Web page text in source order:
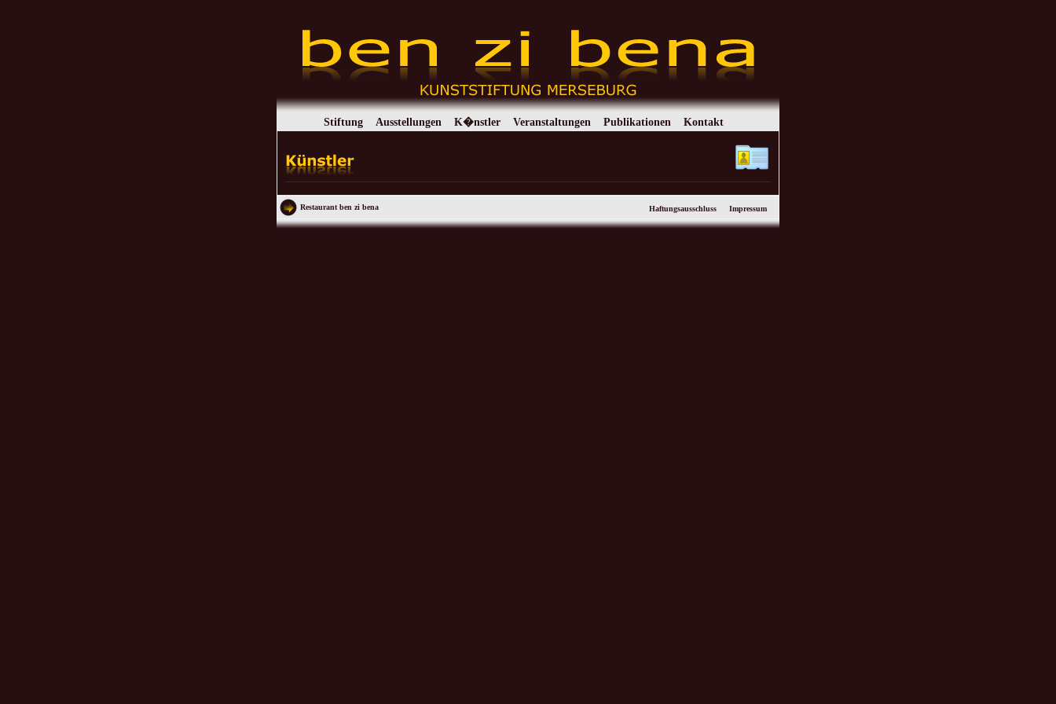
Stiftung Ausstellungen K�nstler Veranstaltungen Publikationen Kontakt
Restaurant ben zi bena Haftungsausschluss Impressum